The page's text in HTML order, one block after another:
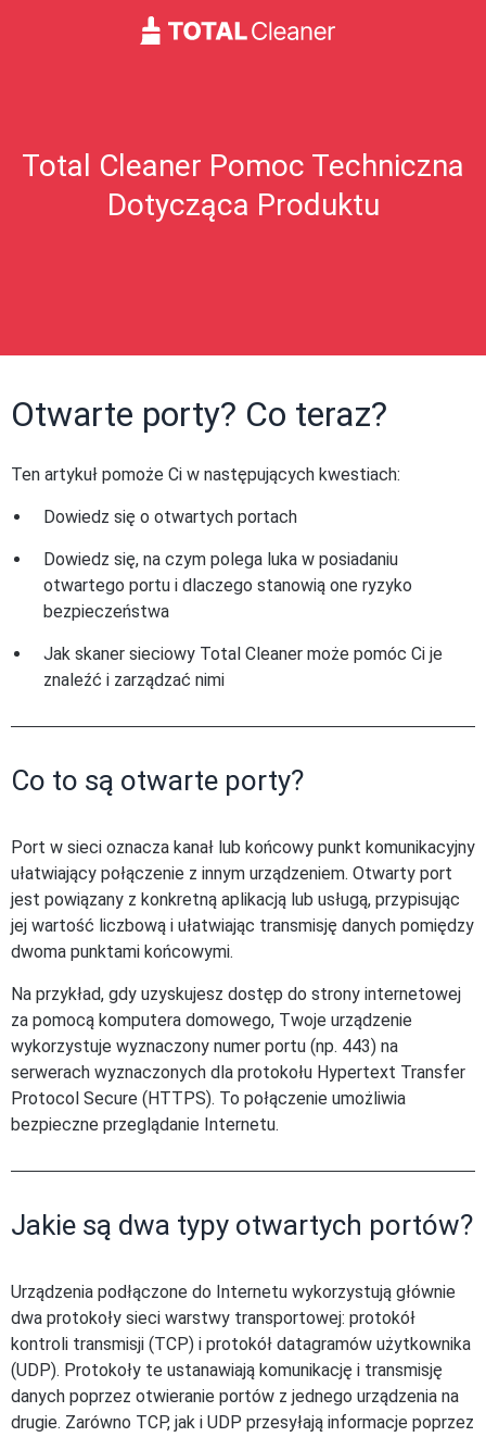
Total Cleaner Pomoc Techniczna
Dotycząca Produktu
Otwarte porty? Co teraz?
Ten artykuł pomoże Ci w następujących kwestiach:
Dowiedz się o otwartych portach
Dowiedz się, na czym polega luka w posiadaniu
otwartego portu i dlaczego stanowią one ryzyko
bezpieczeństwa
Jak skaner sieciowy Total Cleaner może pomóc Ci je
znaleźć i zarządzać nimi
Co to są otwarte porty?
Port w sieci oznacza kanał lub końcowy punkt komunikacyjny
ułatwiający połączenie z innym urządzeniem. Otwarty port
jest powiązany z konkretną aplikacją lub usługą, przypisując
jej wartość liczbową i ułatwiając transmisję danych pomiędzy
dwoma punktami końcowymi.
Na przykład, gdy uzyskujesz dostęp do strony internetowej
za pomocą komputera domowego, Twoje urządzenie
wykorzystuje wyznaczony numer portu (np. 443) na
serwerach wyznaczonych dla protokołu Hypertext Transfer
Protocol Secure (HTTPS). To połączenie umożliwia
bezpieczne przeglądanie Internetu.
Jakie są dwa typy otwartych portów?
Urządzenia podłączone do Internetu wykorzystują głównie
dwa protokoły sieci warstwy transportowej: protokół
kontroli transmisji (TCP) i protokół datagramów użytkownika
(UDP). Protokoły te ustanawiają komunikację i transmisję
danych poprzez otwieranie portów z jednego urządzenia na
drugie. Zarówno TCP, jak i UDP przesyłają informacje poprzez